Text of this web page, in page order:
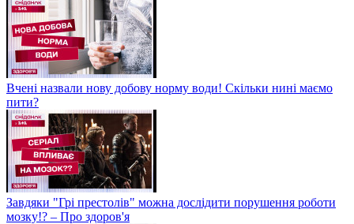
Вчені назвали нову добову норму води! Скільки нині маємо
пити?
Завдяки "Грі престолів" можна дослідити порушення роботи
мозку!? – Про здоров'я